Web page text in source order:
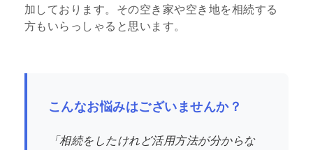
加しております。その空き家や空き地を相続する
方もいらっしゃると思います。
こんなお悩みはございませんか？
「相続をしたけれど活用方法が分からな